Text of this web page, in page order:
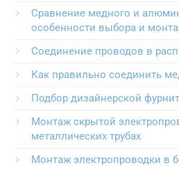
Сравнение медного и
особенности выбора и
Соединение проводов в
Как правильно соединить
Подбор дизайнерской
Монтаж скрытой
металлических трубах
Монтаж электропроводки в